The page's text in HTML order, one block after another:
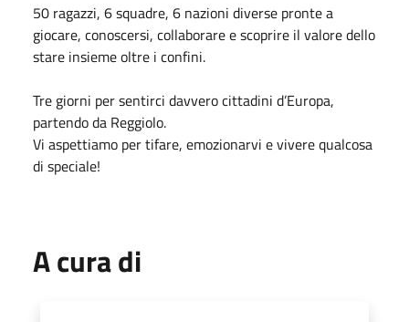
50 ragazzi, 6 squadre, 6 nazioni diverse pronte a
giocare, conoscersi, collaborare e scoprire il valore dello
stare insieme oltre i confini.
Tre giorni per sentirci davvero cittadini d’Europa,
partendo da Reggiolo.
Vi aspettiamo per tifare, emozionarvi e vivere qualcosa
di speciale!
A cura di